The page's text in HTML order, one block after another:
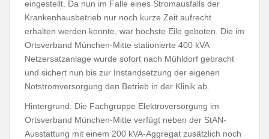
eingestellt. Da nun im Falle eines Stromausfalls der
Krankenhausbetrieb nur noch kurze Zeit aufrecht
erhalten werden konnte, war höchste Eile geboten. Die im
Ortsverband München-Mitte stationierte 400 kVA
Netzersatzanlage wurde sofort nach Mühldorf gebracht
und sichert nun bis zur Instandsetzung der eigenen
Notstromversorgung den Betrieb in der Klinik ab.
Hintergrund: Die Fachgruppe Elektroversorgung im
Ortsverband München-Mitte verfügt neben der StAN-
Ausstattung mit einem 200 kVA-Aggregat zusätzlich noch